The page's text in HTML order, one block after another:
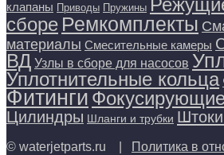
клапаны Приводы Пружины
сборе Ремкомплекты
материалы Смесительные камеры
ВД Узлы в сборе для насосов
Уплотнительные кольца
Фитинги
Цилиндры Шланги и трубки
© waterjetparts.ru |
Политика в